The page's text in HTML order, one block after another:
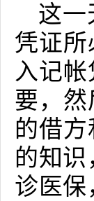
这一
凭证
入记
要，
的借
的知
诊医保